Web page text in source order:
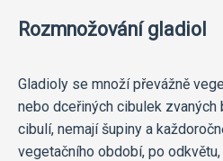
Rozmnožování gladiol
Gladioly se množí převážně
nebo dceřiných cibulek zvaných
cibulí, nemají šupiny a
vegetačního období, po